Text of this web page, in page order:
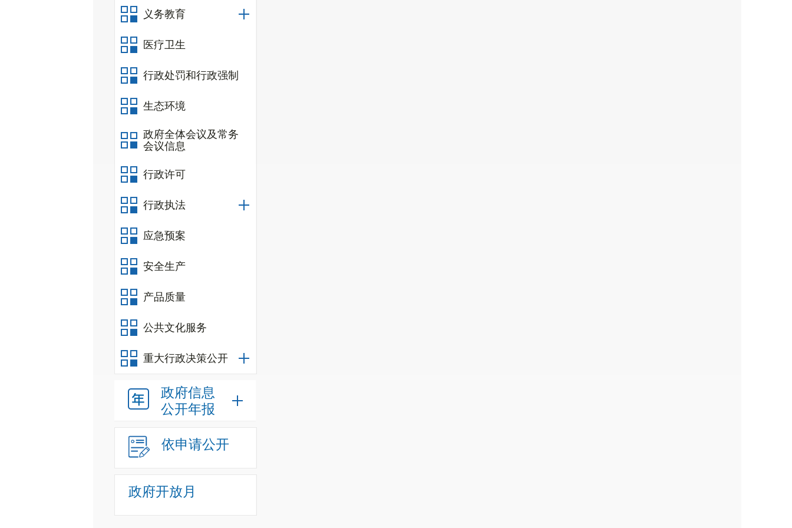
义务教育
医疗卫生
行政处罚和行政强制
生态环境
政府全体会议及常务
会议信息
行政许可
行政执法
应急预案
安全生产
产品质量
公共文化服务
重大行政决策公开
政府信息
公开年报
依申请公开
政府开放月